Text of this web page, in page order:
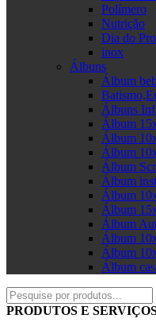
Polímero
Nutrição
Dia do
inox
Álbuns
Álbum
Álbuns
Álbum
Álbum
Álbum
Álbum
Álbum
Álbum
Álbum
Álbum
Álbum
Álbum
Álbum
PRODUTOS E